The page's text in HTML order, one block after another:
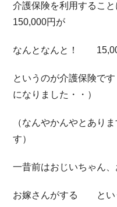
介護保険を利用するこ
150,000円が
なんとなんと！
というのが介護保険で
になりました・・）
（なんやかんやとあり
す）
一昔前はおじいちゃん
お嫁さんがする とい